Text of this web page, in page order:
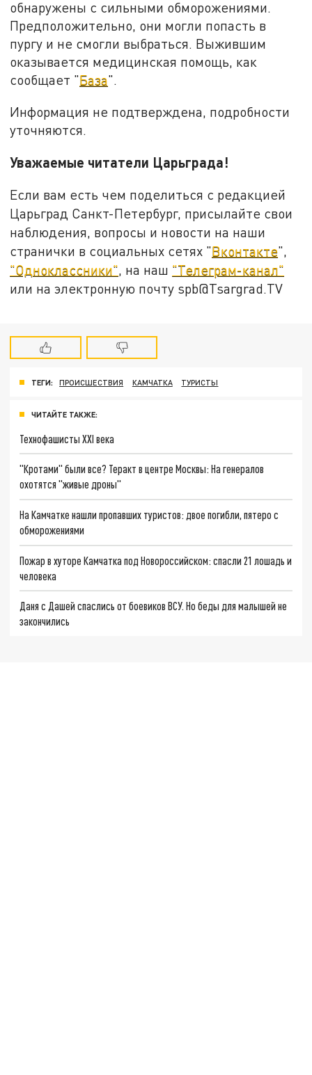
обнаружены с сильными обморожениями.
Предположительно, они могли попасть в
пургу и не смогли выбраться. Выжившим
оказывается медицинская помощь, как
сообщает "База".
Информация не подтверждена, подробности
уточняются.
Уважаемые читатели Царьграда!
Если вам есть чем поделиться с редакцией
Царьград Санкт-Петербург, присылайте свои
наблюдения, вопросы и новости на наши
странички в социальных сетях "Вконтакте",
"Одноклассники", на наш "Телеграм-канал"
или на электронную почту spb@Tsargrad.TV
ТЕГИ: ПРОИСШЕСТВИЯ КАМЧАТКА ТУРИСТЫ
ЧИТАЙТЕ ТАКЖЕ:
Технофашисты XXI века
"Кротами" были все? Теракт в центре Москвы: На генералов
охотятся "живые дроны"
На Камчатке нашли пропавших туристов: двое погибли, пятеро с
обморожениями
Пожар в хуторе Камчатка под Новороссийском: спасли 21 лошадь и
человека
Даня с Дашей спаслись от боевиков ВСУ. Но беды для малышей не
закончились